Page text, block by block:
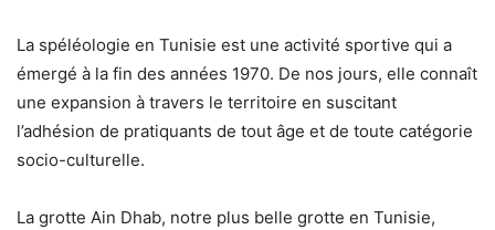
La spéléologie en Tunisie est une activité sportive qui a
émergé à la fin des années 1970. De nos jours, elle connaît
une expansion à travers le territoire en suscitant
l’adhésion de pratiquants de tout âge et de toute catégorie
socio-culturelle.
La grotte Ain Dhab, notre plus belle grotte en Tunisie,